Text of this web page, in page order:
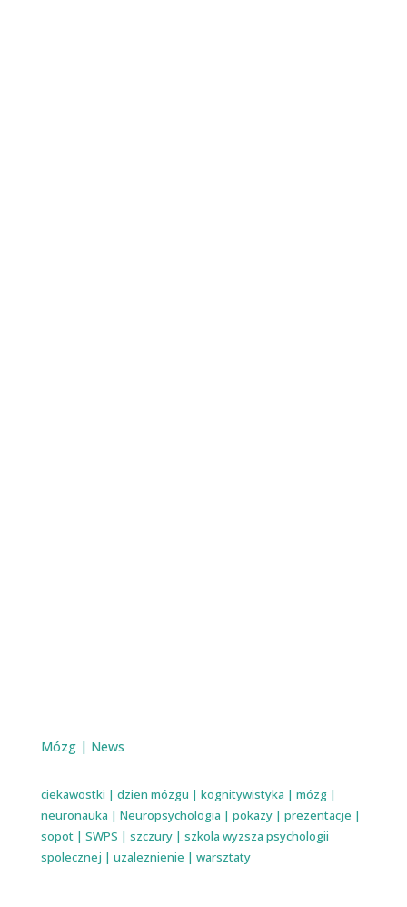
Mózg| News
ciekawostki | dzien mózgu | kognitywistyka | mózg|
neuronauka | Neuropsychologia | pokazy| prezentacje |
sopot| SWPS | szczury| szkola wyzsza psychologii
spolecznej | uzaleznienie | warsztaty